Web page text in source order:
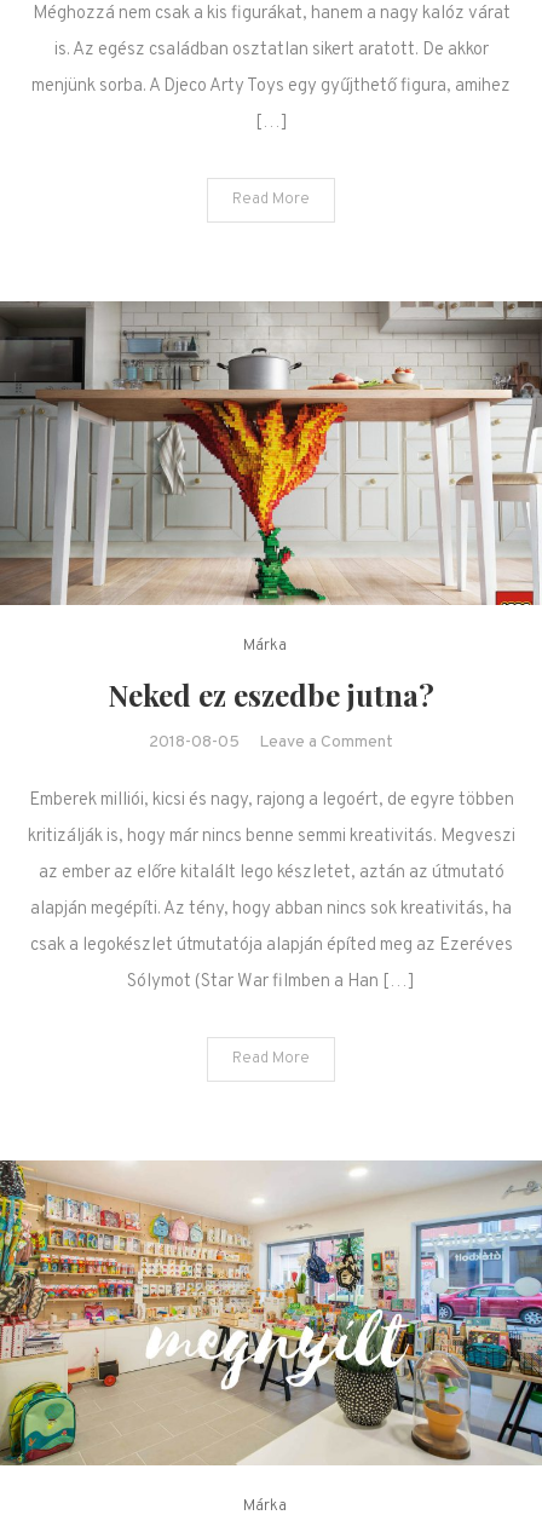
Méghozzá nem csak a kis figurákat, hanem a nagy kalóz várat
is. Az egész családban osztatlan sikert aratott. De akkor
menjünk sorba. A Djeco Arty Toys egy gyűjthető figura, amihez
[…]
Read More
Márka
Neked ez eszedbe jutna?
2018-08-05 Leave a Comment
Emberek milliói, kicsi és nagy, rajong a legoért, de egyre többen
kritizálják is, hogy már nincs benne semmi kreativitás. Megveszi
az ember az előre kitalált lego készletet, aztán az útmutató
alapján megépíti. Az tény, hogy abban nincs sok kreativitás, ha
csak a legokészlet útmutatója alapján építed meg az Ezeréves
Sólymot (Star War filmben a Han […]
Read More
Márka